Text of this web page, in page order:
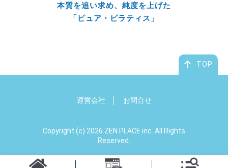
本質を追い求め、純度を上げた
「ピュア・ピラティス」
運営会社 お問合せ
Copyright (c) 2026 ZEN PLACE inc. All Rights
Reserved.
TOP